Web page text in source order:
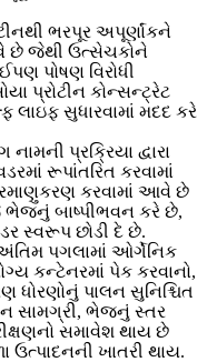
ભરપૂર અપૂર્ણાંકને
છે જેથી ઉત્સેચકોને
પોષણ વિરોધી
પ્રોટીન કોન્સન્ટ્રેટ
લાઇફ સુધારવામાં મદદ કરે
નામની પ્રક્રિયા દ્વારા
રૂપાંતરિત કરવામાં
કરવામાં આવે છે
ભેજનું બાષ્પીભવન કરે છે,
સ્વરૂપ છોડી દે છે.
પગલામાં ઓર્ગેનિક
કન્ટેનરમાં પેક કરવાનો,
પાલન સુનિશ્ચિત
સામગ્રી, ભેજનું સ્તર
સમાવેશ થાય છે
ખાતરી થાય.